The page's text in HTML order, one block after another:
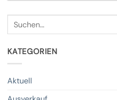
nach:
KATEGORIEN
Aktuell